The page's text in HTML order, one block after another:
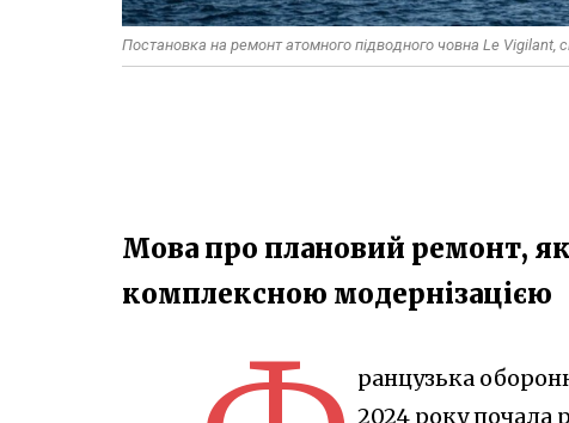
Постановка на ремонт атомного підводного човна Le Vigilant,
Мова про плановий ремонт,
комплексною модернізацією
ранцузька
2024 року почала